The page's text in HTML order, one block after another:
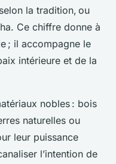
la tradition, ou
Ce chiffre donne à
; il accompagne le
intérieure et de la
nobles : bois
naturelles ou
leur puissance
l’intention de